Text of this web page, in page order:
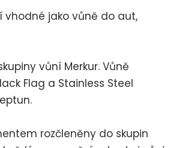
vhodné jako vůně do aut,
vůní Merkur. Vůně
Flag a Stainless Steel
rozčleněny do skupin